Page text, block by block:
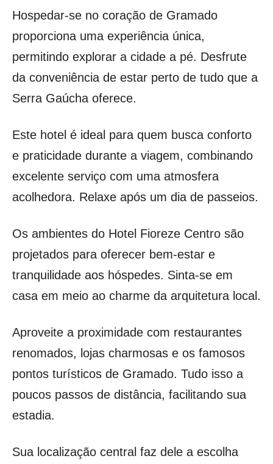
Hospedar-se no coração de Gramado
proporciona uma experiência única,
permitindo explorar a cidade a pé. Desfrute
da conveniência de estar perto de tudo que a
Serra Gaúcha oferece.
Este hotel é ideal para quem busca conforto
e praticidade durante a viagem, combinando
excelente serviço com uma atmosfera
acolhedora. Relaxe após um dia de passeios.
Os ambientes do Hotel Fioreze Centro são
projetados para oferecer bem-estar e
tranquilidade aos hóspedes. Sinta-se em
casa em meio ao charme da arquitetura local.
Aproveite a proximidade com restaurantes
renomados, lojas charmosas e os famosos
pontos turísticos de Gramado. Tudo isso a
poucos passos de distância, facilitando sua
estadia.
Sua localização central faz dele a escolha